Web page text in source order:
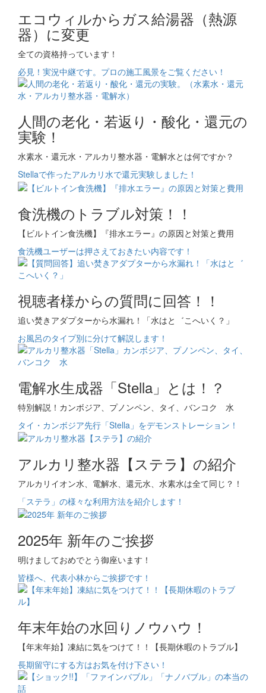
エコウィルからガス給湯器（熱源
器）に変更
全ての資格持っています！
必見！実況中継です。プロの施工風景をご覧ください！
人間の老化・若返り・酸化・還元の
実験！
水素水・還元水・アルカリ整水器・電解水とは何ですか？
Stellaで作ったアルカリ水で還元実験しました！
食洗機のトラブル対策！！
【ビルトイン食洗機】『排水エラー』の原因と対策と費用
食洗機ユーザーは押さえておきたい内容です！
視聴者様からの質問に回答！！
追い焚きアダプターから水漏れ！「水はと゛こへいく？」
お風呂のタイプ別に分けて解説します！
電解水生成器「Stella」とは！？
特別解説！カンボジア、プノンペン、タイ、バンコク 水
タイ・カンボジア先行「Stella」をデモンストレーション！
アルカリ整水器【ステラ】の紹介
アルカリイオン水、電解水、還元水、水素水は全て同じ？！
「ステラ」の様々な利用方法を紹介します！
2025年 新年のご挨拶
明けましておめでとう御座います！
皆様へ、代表小林からご挨拶です！
年末年始の水回りノウハウ！
【年末年始】凍結に気をつけて！！【長期休暇のトラブル】
長期留守にする方はお気を付け下さい！